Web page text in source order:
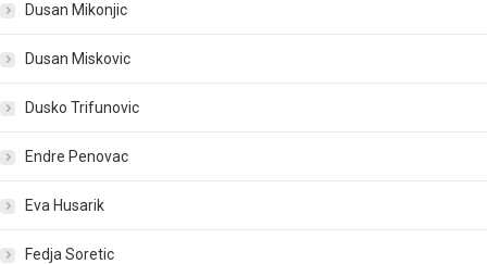
Dusan Mikonjic
Dusan Miskovic
Dusko Trifunovic
Endre Penovac
Eva Husarik
Fedja Soretic